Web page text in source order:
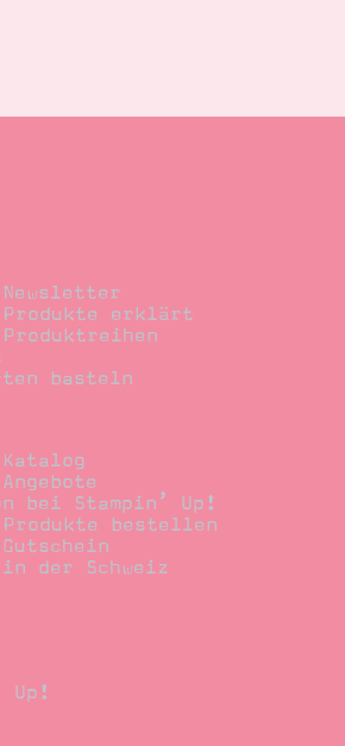
Produkte erklärt
basteln
bei Stampin’ Up!
Produkte bestellen
der Schweiz
Up!